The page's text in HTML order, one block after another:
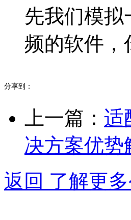
先我们模
频的软件，
分享到：
上一篇： 适
决方案优势
返回 了解更